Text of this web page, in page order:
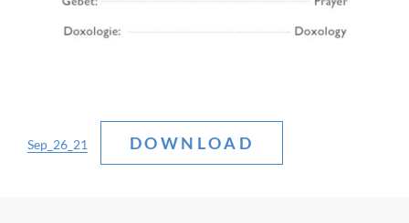
Sep_26_21 DOWNLOAD